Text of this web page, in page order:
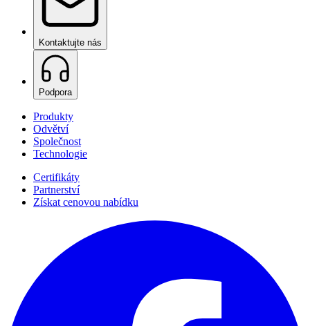
Kontaktujte nás
Podpora
Produkty
Odvětví
Společnost
Technologie
Certifikáty
Partnerství
Získat cenovou nabídku